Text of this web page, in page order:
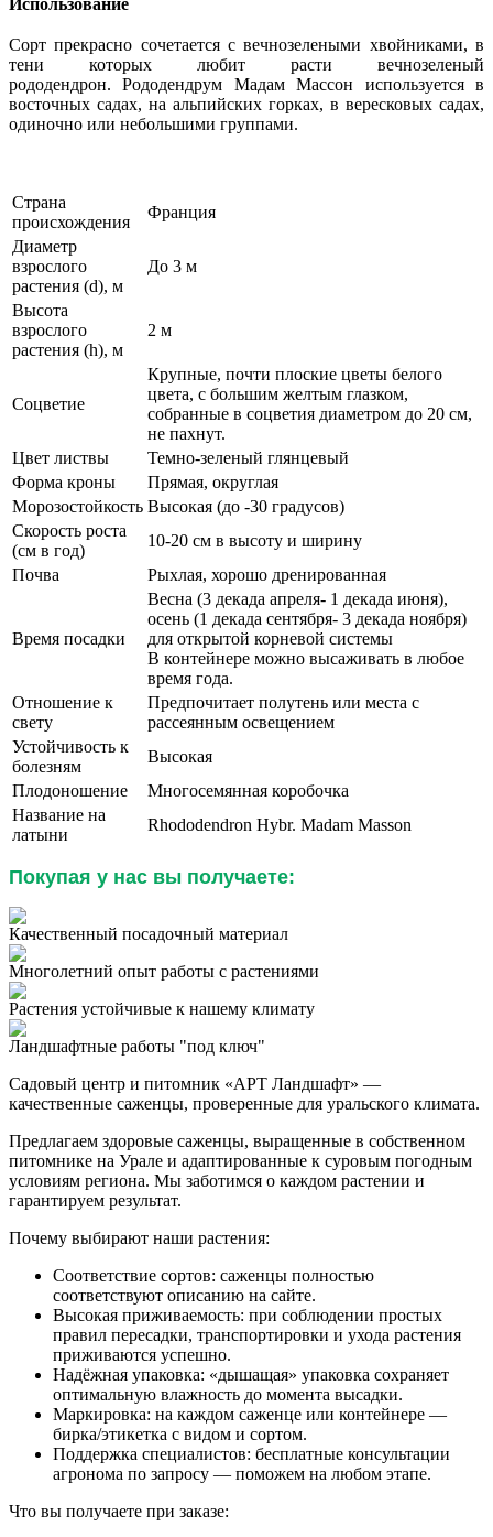
Использование
Сорт прекрасно сочетается с вечнозелеными хвойниками, в
тени которых любит расти вечнозеленый
рододендрон. Рододендрум Мадам Массон используется в
восточных садах, на альпийских горках, в вересковых садах,
одиночно или небольшими группами.
Страна
происхождения
Франция
Диаметр
взрослого
растения (d), м
До 3 м
Высота
взрослого
растения (h), м
2 м
Соцветие
Крупные, почти плоские цветы белого
цвета, с большим желтым глазком,
собранные в соцветия диаметром до 20 см,
не пахнут.
Цвет листвы
Темно-зеленый глянцевый
Форма кроны
Прямая, округлая
Морозостойкость Высокая (до -30 градусов)
Скорость роста
(см в год)
10-20 см в высоту и ширину
Почва
Рыхлая, хорошо дренированная
Время посадки
Весна (3 декада апреля- 1 декада июня),
осень (1 декада сентября- 3 декада ноября)
для открытой корневой системы
В контейнере можно высаживать в любое
время года.
Отношение к
свету
Предпочитает полутень или места с
рассеянным освещением
Устойчивость к
болезням
Высокая
Плодоношение
Многосемянная коробочка
Название на
латыни
Rhododendron Hybr. Madam Masson
Покупая у нас вы получаете:
Качественный посадочный материал
Многолетний опыт работы с растениями
Растения устойчивые к нашему климату
Ландшафтные работы "под ключ"
Садовый центр и питомник «АРТ Ландшафт» —
качественные саженцы, проверенные для уральского климата.
Предлагаем здоровые саженцы, выращенные в собственном
питомнике на Урале и адаптированные к суровым погодным
условиям региона. Мы заботимся о каждом растении и
гарантируем результат.
Почему выбирают наши растения:
Соответствие сортов: саженцы полностью
соответствуют описанию на сайте.
Высокая приживаемость: при соблюдении простых
правил пересадки, транспортировки и ухода растения
приживаются успешно.
Надёжная упаковка: «дышащая» упаковка сохраняет
оптимальную влажность до момента высадки.
Маркировка: на каждом саженце или контейнере —
бирка/этикетка с видом и сортом.
Поддержка специалистов: бесплатные консультации
агронома по запросу — поможем на любом этапе.
Что вы получаете при заказе: